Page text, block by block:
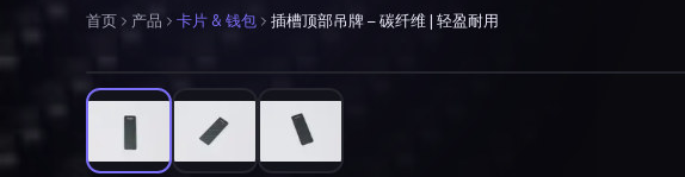
首页 产品 卡片 & 钱包 插槽顶部吊牌 – 碳纤维 | 轻盈耐用